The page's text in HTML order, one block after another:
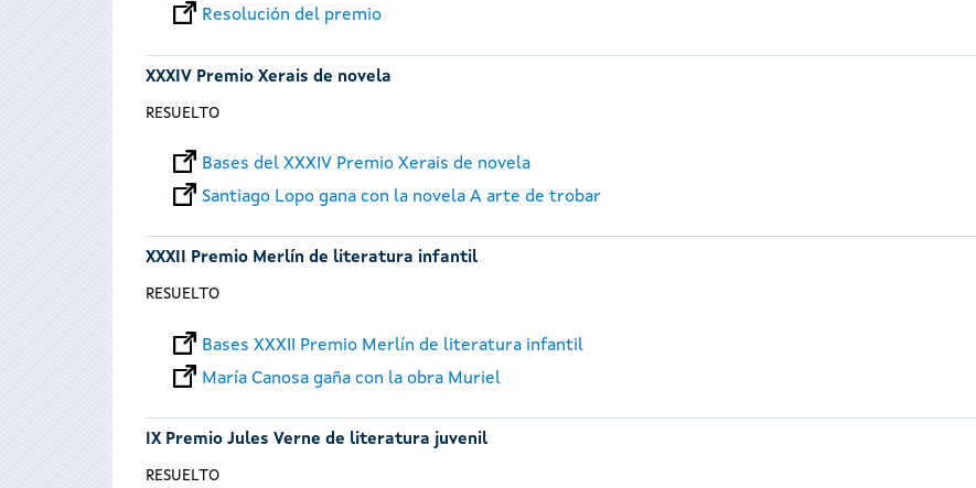
Resolución del premio
XXXIV Premio Xerais de novela
RESUELTO
Bases del XXXIV Premio Xerais de novela
Santiago Lopo gana con la novela A arte de trobar
XXXII Premio Merlín de literatura infantil
RESUELTO
Bases XXXII Premio Merlín de literatura infantil
María Canosa gaña con la obra Muriel
IX Premio Jules Verne de literatura juvenil
RESUELTO